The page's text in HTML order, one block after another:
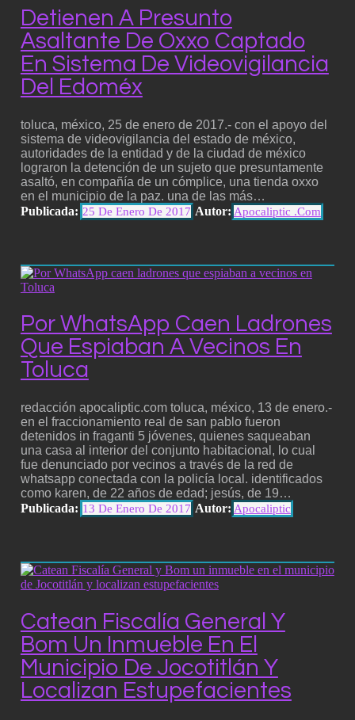
Detienen A Presunto
Asaltante De Oxxo Captado
En Sistema De Videovigilancia
Del Edoméx
toluca, méxico, 25 de enero de 2017.- con el apoyo del
sistema de videovigilancia del estado de méxico,
autoridades de la entidad y de la ciudad de méxico
lograron la detención de un sujeto que presuntamente
asaltó, en compañía de un cómplice, una tienda oxxo
en el municipio de la paz. una de las más…
Publicada: 25 De Enero De 2017 Autor: Apocaliptic .com
Por WhatsApp Caen Ladrones
Que Espiaban A Vecinos En
Toluca
redacción apocaliptic.com toluca, méxico, 13 de enero.-
en el fraccionamiento real de san pablo fueron
detenidos in fraganti 5 jóvenes, quienes saqueaban
una casa al interior del conjunto habitacional, lo cual
fue denunciado por vecinos a través de la red de
whatsapp conectada con la policía local. identificados
como karen, de 22 años de edad; jesús, de 19…
Publicada: 13 De Enero De 2017 Autor: Apocaliptic
Catean Fiscalía General Y
Bom Un Inmueble En El
Municipio De Jocotitlán Y
Localizan Estupefacientes